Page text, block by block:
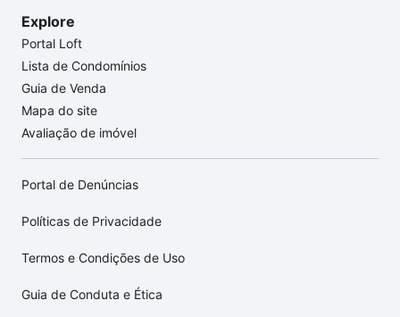
Explore
Portal Loft
Lista de Condomínios
Guia de Venda
Mapa do site
Avaliação de imóvel
Portal de Denúncias
Políticas de Privacidade
Termos e Condições de Uso
Guia de Conduta e Ética